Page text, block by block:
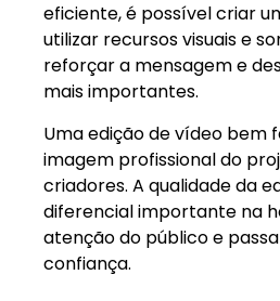
eficiente, é possível criar
utilizar recursos visuais e
reforçar a mensagem e
mais importantes.
Uma edição de vídeo bem
imagem profissional do
criadores. A qualidade da
diferencial importante na
atenção do público e
confiança.